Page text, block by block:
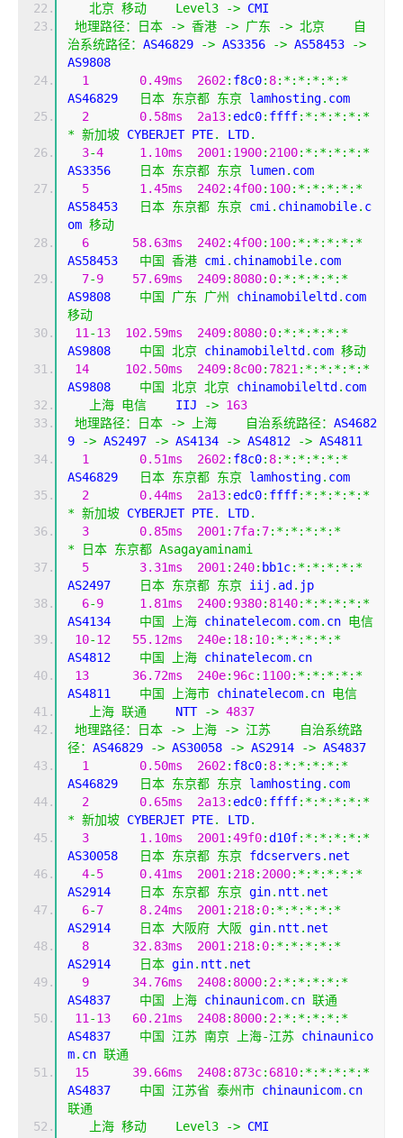
北京 移动 Level3 -> CMI
地理路径：日本
-> 香港 -> 广东 -> 北京
自
治系统路径： AS46829 -> AS3356 -> AS58453
->
AS9808
1
0.49ms 2602: f8c0: 8:*:*:*:*:*
AS46829
日本 东京都 东京 lamhosting. com
2
0.58ms 2a13: edc0: ffff:*:*:*:*:*
* 新加坡 CYBERJET PTE. LTD.
3-4 1.10ms 2001 : 1900: 2100:*:*:*:*:*
AS3356
日本 东京都 东京 lumen. com
5
1.45ms 2402:4f00: 100:*:*:*:*:*
AS58453
日本 东京都 东京 cmi . chinamobile. c
om 移动
6
58.63ms 2402:4f00: 100:*:*:*:*:*
AS58453 中国 香港 cmi . chinamobile. com
7-9 57.69ms 2409: 8080: 0:*:*:*:*:*
AS9808 中国 广东 广州 chinamobileltd .
移动
11 -13 102.59ms 2409: 8080: 0:*:*:*:*:*
AS9808 中国 北京 chinamobileltd . com 移动
14
102.50ms 2409: 8c00: 7821 :*:*:*:*:*
AS9808 中国 北京 北京 chinamobileltd . com
上海 电信
    IIJ
-> 163
地理路径：日本
-> 上海 自治系统路径： AS4682
9
-> AS2497 -> AS4134 -> AS4812 -> AS4811
1
0.51ms 2602: f8c0: 8:*:*:*:*:*
AS46829
日本 东京都 东京 lamhosting. com
2
0.44ms 2a13: edc0: ffff:*:*:*:*:*
* 新加坡 CYBERJET PTE. LTD.
3
0.85ms 2001 : 7fa: 7:*:*:*:*:*
*
日本 东京都 Asagayaminami
5
3.31ms 2001 : 240: bb1c:*:*:*:*:*
AS2497
日本 东京都 东京 iij . ad . jp
6-9 1.81ms 2400: 9380: 8140:*:*:*:*:*
AS4134 中国 上海 chinatelecom. com. cn 电信
10-12 55.12ms 240e: 18: 10:*:*:*:*:*
AS4812 中国 上海 chinatelecom. cn
13
36.72ms 240e: 96c: 1100:*:*:*:*:*
AS4811 中国 上海市 chinatelecom. cn 电信
上海 联通
    NTT
-> 4837
地理路径：日本
-> 上海 -> 江苏
自治系统路
径： AS46829 -> AS30058 -> AS2914 -> AS4837
1
0.50ms 2602: f8c0: 8:*:*:*:*:*
AS46829
日本 东京都 东京 lamhosting. com
2
0.65ms 2a13: edc0: ffff:*:*:*:*:*
* 新加坡 CYBERJET PTE. LTD.
3
1.10ms 2001 :49f0:d10f:*:*:*:*:*
AS30058
日本 东京都 东京 fdcservers . net
4-5 0.41ms 2001 : 218: 2000:*:*:*:*:*
AS2914
日本 东京都 东京 gin. ntt . net
6-7 8.24ms 2001 : 218: 0:*:*:*:*:*
AS2914
日本 大阪府 大阪 gin. ntt . net
8
32.83ms 2001 : 218: 0:*:*:*:*:*
AS2914
日本 gin. ntt . net
9
34.76ms 2408: 8000: 2:*:*:*:*:*
AS4837 中国 上海 chinaunicom. cn 联通
11 -13 60.21ms 2408: 8000: 2:*:*:*:*:*
AS4837 中国 江苏 南京 上海-江苏 chinaunico
m. cn 联通
15
39.66ms 2408: 873c: 6810:*:*:*:*:*
AS4837 中国 江苏省 泰州市 chinaunicom.
联通
上海 移动 Level3 -> CMI